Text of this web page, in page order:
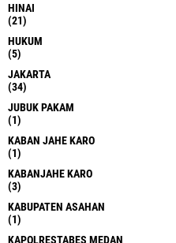
HINAI
(21)
HUKUM
(5)
JAKARTA
(34)
JUBUK PAKAM
(1)
KABAN JAHE KARO
(1)
KABANJAHE KARO
(3)
KABUPATEN ASAHAN
(1)
KAPOLRESTABES MEDAN